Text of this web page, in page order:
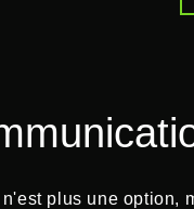
plus une